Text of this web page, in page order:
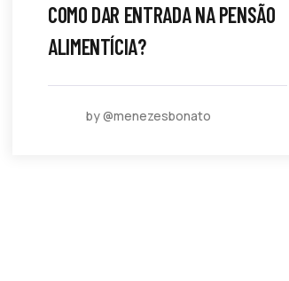
COMO DAR ENTRADA NA PENSÃO
ALIMENTÍCIA?
by @menezesbonato